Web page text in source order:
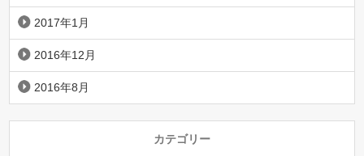
2017年1月
2016年12月
2016年8月
カテゴリー